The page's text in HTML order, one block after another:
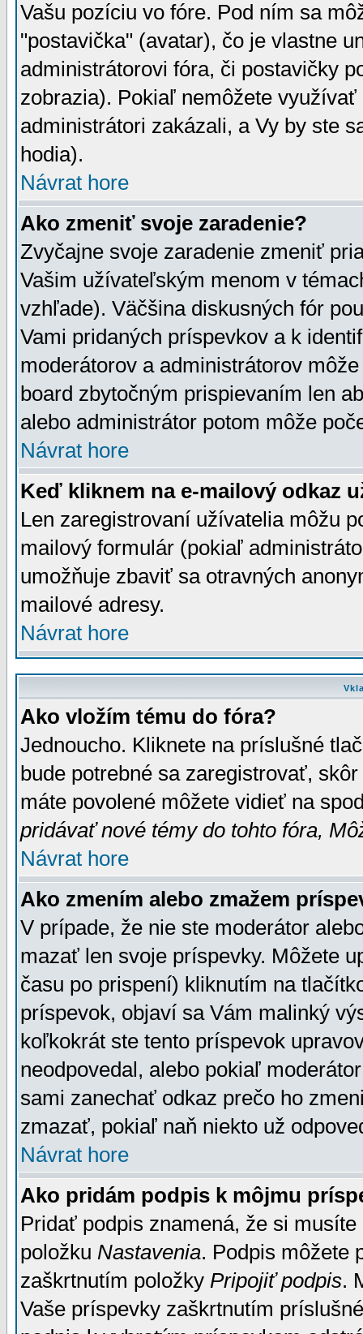
Vašu pozíciu vo fóre. Pod ním sa
"postavička" (avatar), čo je vlastne
administrátorovi fóra, či postavičky
zobrazia). Pokiaľ nemôžete
administrátori zakázali, a Vy by ste
hodia).
Návrat hore
Ako zmeniť svoje zaradenie?
Zvyčajne svoje zaradenie zmeniť
Vašim užívateľským menom v
vzhľade). Väčšina diskusných fór
Vami pridaných príspevkov a k
moderátorov a administrátorov
board zbytočným prispievaním len
alebo administrátor potom môže
Návrat hore
Keď kliknem na e-mailový odkaz
Len zaregistrovaní užívatelia môžu
mailový formulár (pokiaľ
umožňuje zbaviť sa otravných
mailové adresy.
Návrat hore
Ako vložím tému do fóra?
Jednoucho. Kliknete na príslušné
bude potrebné sa zaregistrovať,
máte povolené môžete vidieť na
pridávať nové témy do tohto fóra,
Návrat hore
Ako zmením alebo zmažem
V prípade, že nie ste moderátor
mazať len svoje príspevky. Môžete
času po prispení) kliknutím na
príspevok, objaví sa Vám malinký
koľkokrát ste tento príspevok
neodpovedal, alebo pokiaľ
sami zanechať odkaz prečo ho
zmazať, pokiaľ naň niekto už
Návrat hore
Ako pridám podpis k môjmu
Pridať podpis znamená, že si
položku Nastavenia. Podpis môžete
zaškrtnutím položky Pripojiť podpis.
Vaše príspevky zaškrtnutím